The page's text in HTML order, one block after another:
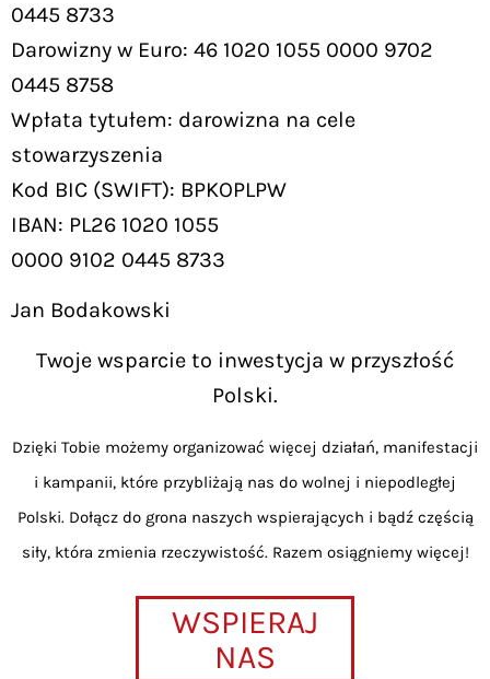
0445 8733
Darowizny w Euro: 46 1020 1055 0000 9702
0445 8758
Wpłata tytułem: darowizna na cele
stowarzyszenia
Kod BIC (SWIFT): BPKOPLPW
IBAN: PL26 1020 1055
0000 9102 0445 8733
Jan Bodakowski
Twoje wsparcie to inwestycja w przyszłość
Polski.
Dzięki Tobie możemy organizować więcej działań, manifestacji
i kampanii, które przybliżają nas do wolnej i niepodległej
Polski. Dołącz do grona naszych wspierających i bądź częścią
siły, która zmienia rzeczywistość. Razem osiągniemy więcej!
WSPIERAJ
NAS